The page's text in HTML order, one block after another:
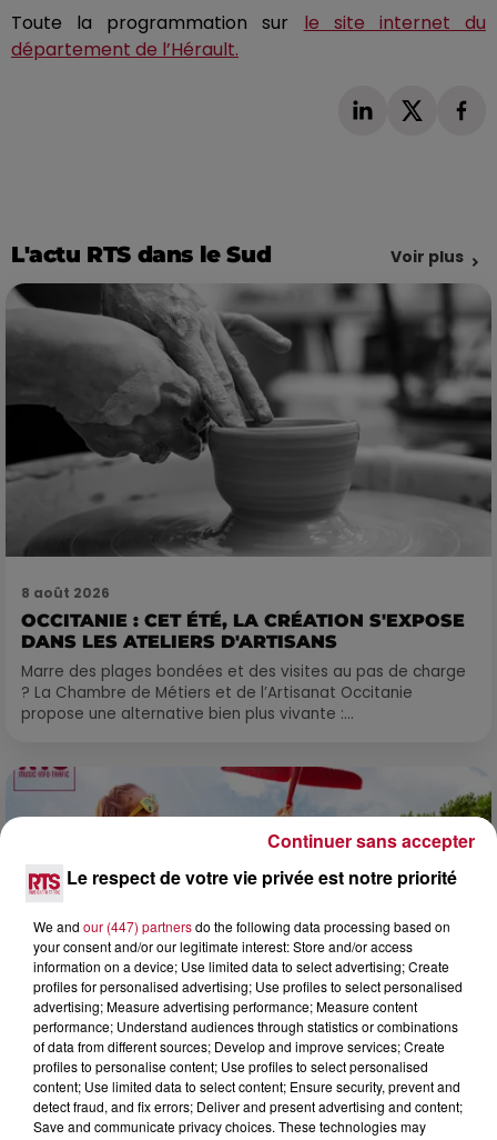
Toute la programmation sur le site internet du
département de l’Hérault.
L'actu RTS dans le Sud Voir plus
8 août 2026
OCCITANIE : CET ÉTÉ, LA CRÉATION S'EXPOSE
DANS LES ATELIERS D'ARTISANS
Marre des plages bondées et des visites au pas de charge
? La Chambre de Métiers et de l’Artisanat Occitanie
propose une alternative bien plus vivante :...
7 août 2026
NOS IDÉES DE SORTIE POUR CE WEEK-END
Comme tous les vendredis, voici une petite sélection des
Le respect de votre vie privée est notre priorité
We and our (447) partnersdo the following data processing based on
your consent and/or our legitimate interest: Store and/or access
information on a device; Use limited data to select advertising; Create
profiles for personalised advertising; Use profiles to select personalised
advertising; Measure advertising performance; Measure content
performance; Understand audiences through statistics or combinations
of data from different sources; Develop and improve services; Create
profiles to personalise content; Use profiles to select personalised
content; Use limited data to select content; Ensure security, prevent and
detect fraud, and fix errors; Deliver and present advertising and content;
Save and communicate privacy choices. These technologies may
Continuer sans accepter